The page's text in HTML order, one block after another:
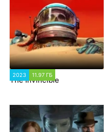
2023 11.97 ГБ
The Invincible